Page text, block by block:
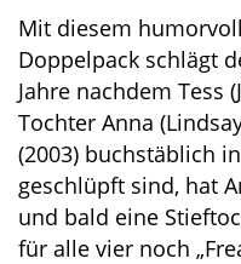
Mit diesem
Doppelpack schlägt
Jahre nachdem Tess
Tochter Anna
(2003) buchstäblich
geschlüpft sind, hat
und bald eine
für alle vier noch